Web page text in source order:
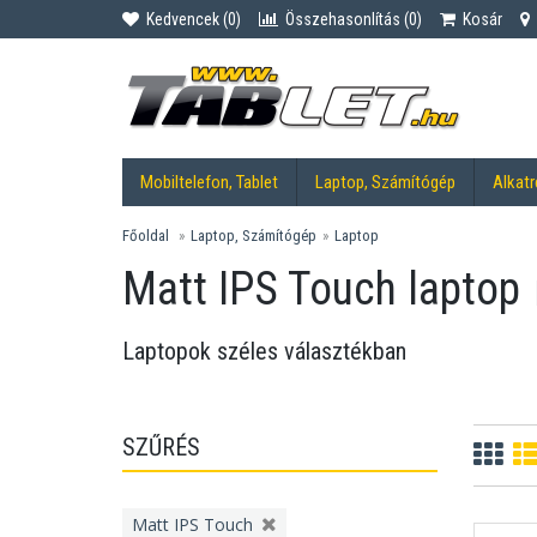
Kedvencek (0) Összehasonlítás (0) Kosár
Mobiltelefon, Tablet Laptop, Számítógép
Főoldal Laptop, Számítógép Laptop
Matt IPS Touch laptop
Laptopok széles választékban
SZŰRÉS
Matt IPS Touch